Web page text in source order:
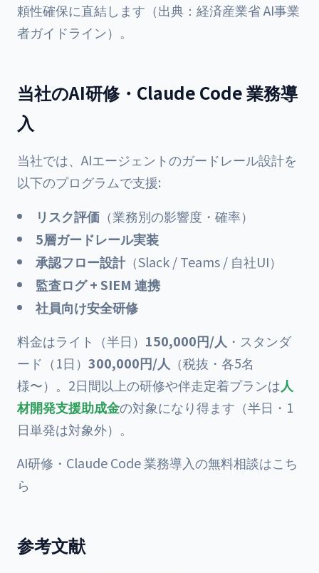
頼性確保に直結します（出典： 経済産業省 AI事業
者ガイドライン）。
当社のAI研修・Claude Code 業務導
入
当社では、AIエージェントのガードレール設計を
以下のプログラムで支援:
リスク評価 （業務別の影響度・確率）
5層ガードレール実装
承認フロー設計（Slack / Teams / 自社UI）
監査ログ + SIEM 連携
社員向け安全研修
料金はライト（半日） 150,000円/人 ・スタンダ
ード（1日） 300,000円/人 （税抜・各5名
様〜）。2日間以上の研修や伴走定着プランは人
材開発支援助成金の対象になり得ます（半日・1
日単発は対象外）。
AI研修・Claude Code 業務導入の無料相談はこち
ら
参考文献